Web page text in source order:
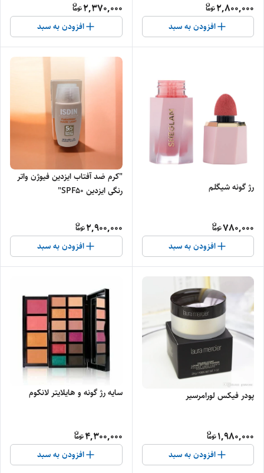
2,800,000
افزودن به سبد
2,370,000
افزودن به سبد
رژ گونه شیگلم
780,000
افزودن به سبد
"کرم ضد آفتاب ایزدین فیوژن واتر
رنگی ایزدین SPF50"
2,900,000
افزودن به سبد
پودر فیکس لورامرسیر
1,980,000
افزودن به سبد
سایه رژ گونه و هایلایتر لانکوم
4,300,000
افزودن به سبد